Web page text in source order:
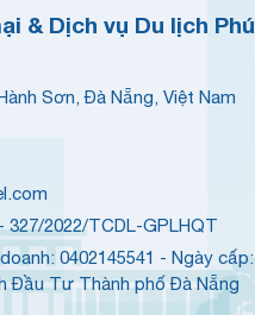
& Dịch vụ Du lịch Phú
Sơn, Đà Nẵng, Việt Nam
327/2022/TCDL-GPLHQT
0402145541 - Ngày cấp:
Đầu Tư Thành phố Đà Nẵng